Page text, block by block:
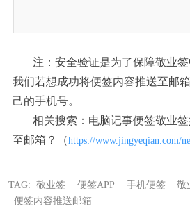
注：安全验证是为了保障敬业
我们若想成功将便签内容推送至邮
己的手机号。
相关搜索：电脑记事便签敬业
至邮箱？（https://www.jingyeqian.com/
TAG: 敬业签 便签APP 手机便签
敬
便签内容推送邮箱